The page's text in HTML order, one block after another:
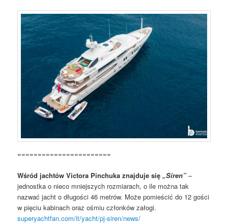
=======================
Wśród jachtów Victora Pinchuka znajduje się„Siren” –
jednostka o nieco mniejszych rozmiarach, o ile można tak
nazwać jacht o długości 46 metrów. Może pomieścić do 12 gości
w pięciu kabinach oraz ośmiu członków załogi.
superyachtfan.com/it/yacht/pj-siren/news/